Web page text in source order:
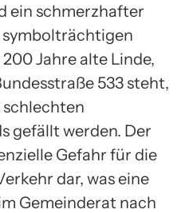
ein schmerzhafter
symbolträchtigen
Jahre alte Linde,
533 steht,
schlechten
gefällt werden. Der
Gefahr für die
dar, was eine
Gemeinderat nach